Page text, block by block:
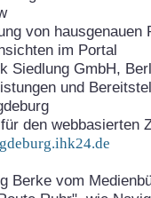
von
im Portal
Siedlung GmbH,
und
den webbasierten
Berke vom